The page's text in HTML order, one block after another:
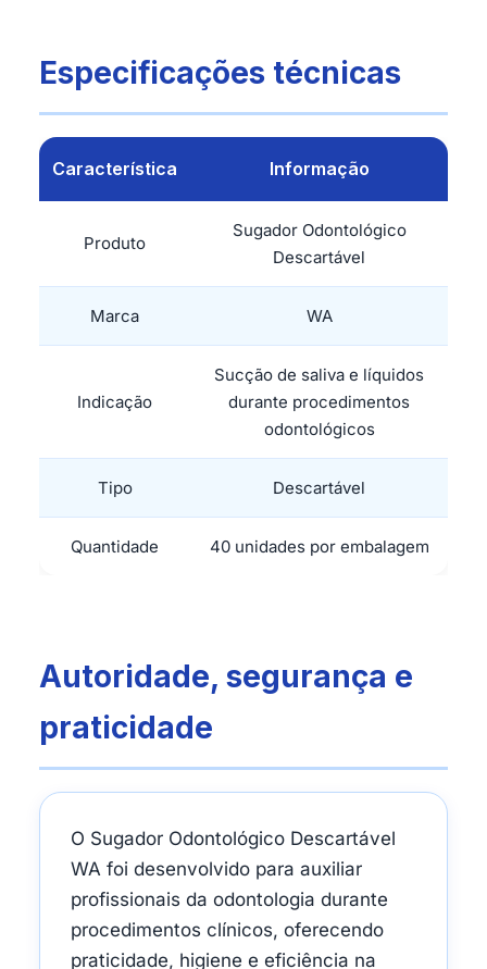
Especificações técnicas
Característica Informação
Produto
Sugador Odontológico
Descartável
Marca WA
Indicação
Sucção de saliva e líquidos
durante procedimentos
odontológicos
Tipo Descartável
Quantidade 40 unidades por embalagem
Autoridade, segurança e
praticidade
O Sugador Odontológico Descartável
WA foi desenvolvido para auxiliar
profissionais da odontologia durante
procedimentos clínicos, oferecendo
praticidade, higiene e eficiência na